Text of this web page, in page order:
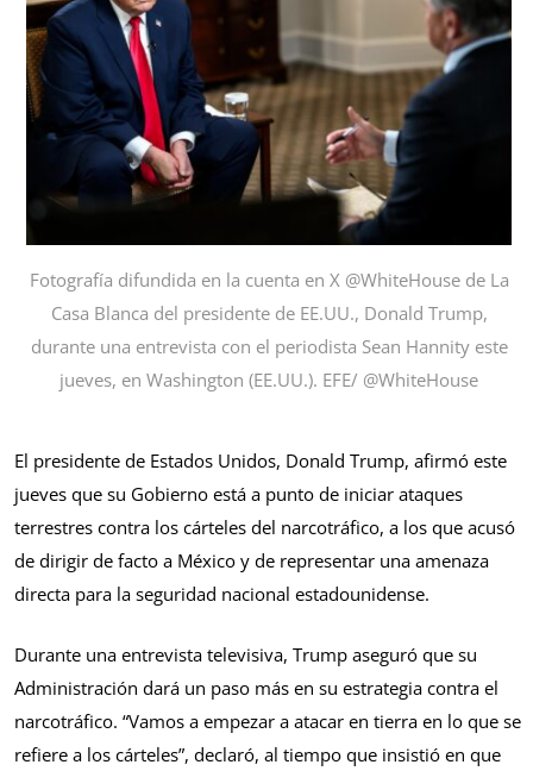
Fotografía difundida en la cuenta en X @WhiteHouse de La
Casa Blanca del presidente de EE.UU., Donald Trump,
durante una entrevista con el periodista Sean Hannity este
jueves, en Washington (EE.UU.). EFE/ @WhiteHouse
El presidente de Estados Unidos, Donald Trump, afirmó este
jueves que su Gobierno está a punto de iniciar ataques
terrestres contra los cárteles del narcotráfico, a los que acusó
de dirigir de facto a México y de representar una amenaza
directa para la seguridad nacional estadounidense.
Durante una entrevista televisiva, Trump aseguró que su
Administración dará un paso más en su estrategia contra el
narcotráfico. “Vamos a empezar a atacar en tierra en lo que se
refiere a los cárteles”, declaró, al tiempo que insistió en que